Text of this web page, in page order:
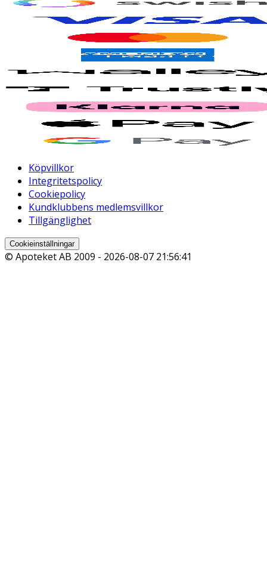
Köpvillkor
Integritetspolicy
Cookiepolicy
Kundklubbens medlemsvillkor
Tillgänglighet
Cookieinställningar
© Apoteket AB 2009 - 2026-08-07 21:56:41